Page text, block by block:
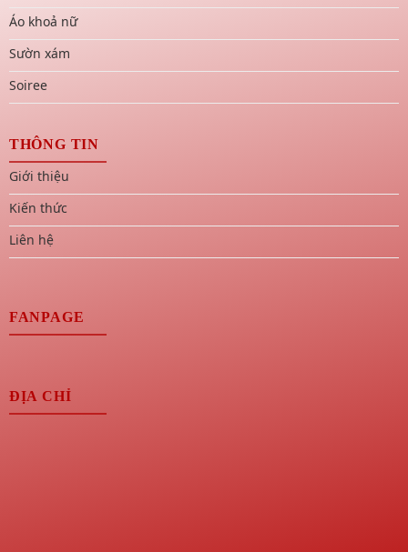
Áo khoả nữ
Sườn xám
Soiree
THÔNG TIN
Giới thiệu
Kiến thức
Liên hệ
FANPAGE
ĐỊA CHỈ